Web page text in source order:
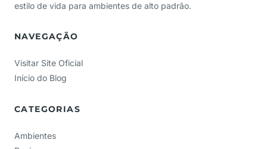
estilo de vida para ambientes de alto padrão.
NAVEGAÇÃO
Visitar Site Oficial
Início do Blog
CATEGORIAS
Ambientes